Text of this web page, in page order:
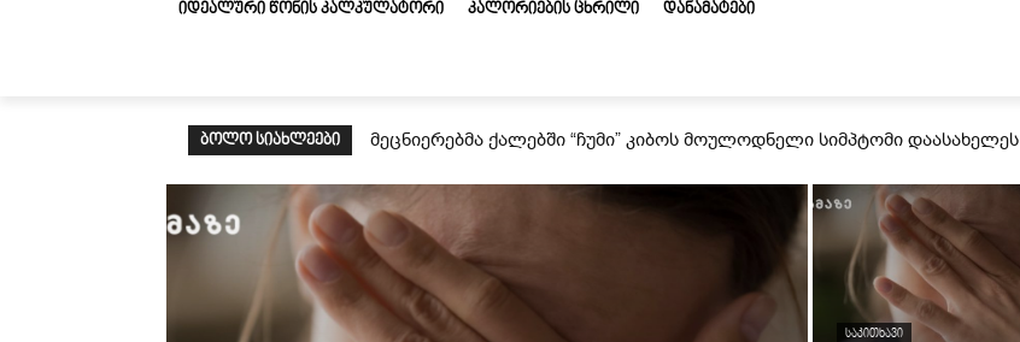
ᲘᲓᲔᲐᲚᲣᲠᲘ ᲬᲝᲜᲘᲡ ᲙᲐᲚᲙᲣᲚᲐᲢᲝᲠᲘ ᲙᲐᲚᲝᲠᲘᲔᲑᲘᲡ ᲪᲮᲠᲘᲚᲘ ᲓᲐᲜᲐᲛᲐᲢᲔᲑᲘ
ᲑᲝᲚᲝ ᲡᲘᲐᲮᲚᲔᲔᲑᲘ მეცნიერებმა ქალებში “ჩუმი” კიბოს მოულოდნელი სიმპტომი დაასახელეს
ᲡᲐᲙᲘᲗᲮᲐᲕᲘ